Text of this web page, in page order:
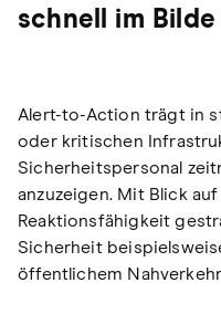
schnell im Bilde
Alert-to-Action trägt in
oder kritischen
Sicherheitspersonal
anzuzeigen. Mit Blick
Reaktionsfähigkeit
Sicherheit
öffentlichem